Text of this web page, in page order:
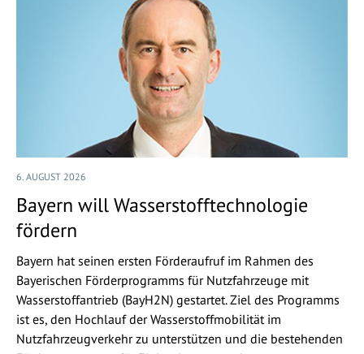
6. AUGUST 2026
Bayern will Wasserstofftechnologie
fördern
Bayern hat seinen ersten Förderaufruf im Rahmen des
Bayerischen Förderprogramms für Nutzfahrzeuge mit
Wasserstoffantrieb (BayH2N) gestartet. Ziel des Programms
ist es, den Hochlauf der Wasserstoffmobilität im
Nutzfahrzeugverkehr zu unterstützen und die bestehenden